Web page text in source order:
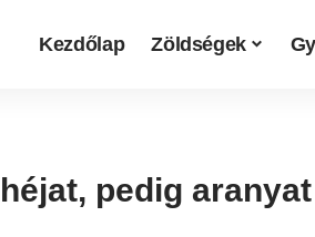
Kezdőlap Zöldségek
pedig